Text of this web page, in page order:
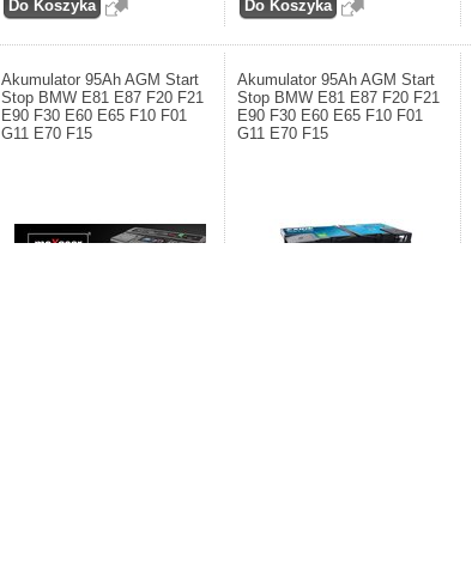
Akumulator 95Ah AGM Start
Stop BMW E81 E87 F20 F21
E90 F30 E60 E65 F10 F01
G11 E70 F15
Akumulator 95Ah AGM Start
Stop BMW E81 E87 F20 F21
E90 F30 E60 E65 F10 F01
G11 E70 F15